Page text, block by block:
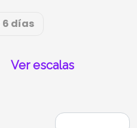
6 días
Ver escalas